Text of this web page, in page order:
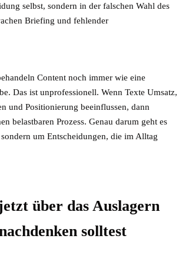
selbst, sondern in der falschen Wahl des
Briefing und fehlender
Content noch immer wie eine
Das ist unprofessionell. Wenn Texte Umsatz,
und Positionierung beeinflussen, dann
belastbaren Prozess. Genau darum geht es
um Entscheidungen, die im Alltag
über das Auslagern
solltest